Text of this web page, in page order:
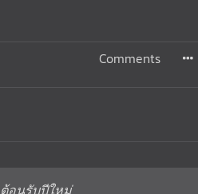
Comments
อนรับปีใหม่